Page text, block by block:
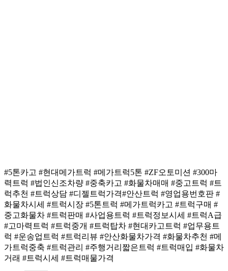
#5톤카고 #현대메가트럭 #메가트럭5톤 #ZF오토미션 #300마
력트럭 #법인신조차량 #중축카고 #화물차매매 #중고트럭 #트
럭추천 #트럭상담 #디젤트럭가격#안산트럭 #영업용번호판 #
화물차시세 #트럭시장 #5톤트럭 #메가트럭카고 #트럭구매 #
중고화물차 #트럭판매 #사업용트럭 #트럭정보시세 #트럭A급
#고마력트럭 #트럭중개 #트럭탑차 #현대카고트럭 #업무용트
럭 #운송업트럭 #트럭리뷰 #안산화물차가격 #화물차추천 #메
가트럭중축 #트럭관리 #주행거리짧은트럭 #트럭매입 #화물차
거래 #트럭시세 #트럭매물가격